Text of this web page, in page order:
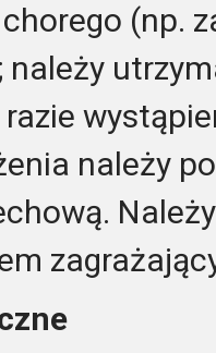
(np.
należy
należy